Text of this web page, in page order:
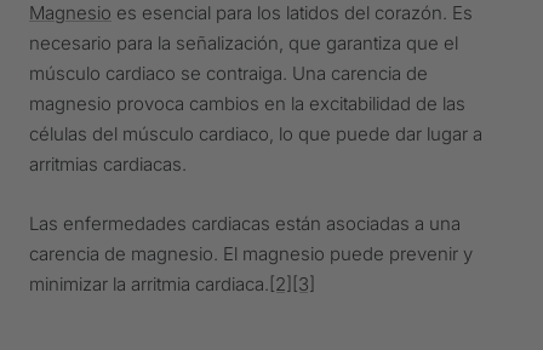
Magnesio es esencial para los latidos del corazón. Es
necesario para la señalización, que garantiza que el
músculo cardiaco se contraiga. Una carencia de
magnesio provoca cambios en la excitabilidad de las
células del músculo cardiaco, lo que puede dar lugar a
arritmias cardiacas.
Las enfermedades cardiacas están asociadas a una
carencia de magnesio. El magnesio puede prevenir y
minimizar la arritmia cardiaca. [2] [3]